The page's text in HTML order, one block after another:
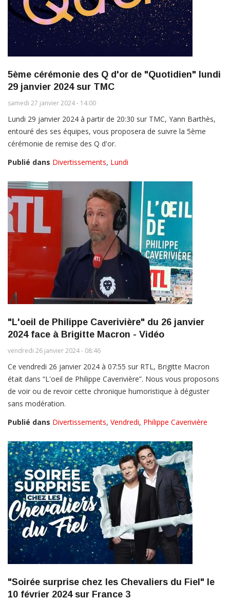
5ème cérémonie des Q d'or de "Quotidien" lundi
29 janvier 2024 sur TMC
samedi 27 janvier 2024 - 14:00
Lundi 29 janvier 2024 à partir de 20:30 sur TMC, Yann Barthès,
entouré des ses équipes, vous proposera de suivre la 5ème
cérémonie de remise des Q d'or.
Publié dans Divertissements, Lundi
"L'oeil de Philippe Caverivière" du 26 janvier
2024 face à Brigitte Macron - Vidéo
vendredi 26 janvier 2024 - 08:46
Ce vendredi 26 janvier 2024 à 07:55 sur RTL, Brigitte Macron
était dans “L'oeil de Philippe Caverivière”. Nous vous proposons
de voir ou de revoir cette chronique humoristique à déguster
sans modération.
Publié dans Divertissements, Vendredi, Philippe Caverivière
"Soirée surprise chez les Chevaliers du Fiel" le
10 février 2024 sur France 3